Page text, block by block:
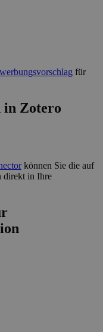
für
können Sie die auf
direkt in Ihre